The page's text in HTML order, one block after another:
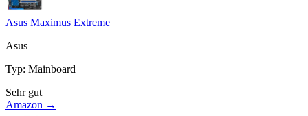
Asus Maximus Extreme
Asus
Typ: Mainboard
Sehr gut
Amazon →